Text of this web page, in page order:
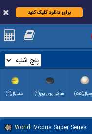
برای دانلود کلیک کنید
هاکی روی یخ(۴) هندبال(۴)
World Modus Super Series